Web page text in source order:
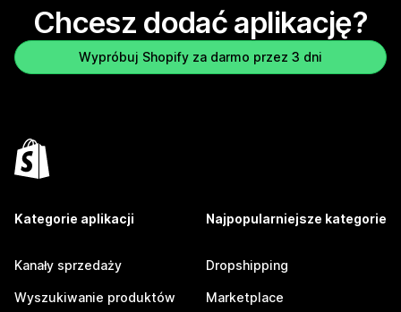
Chcesz dodać aplikację?
Wypróbuj Shopify za darmo przez 3 dni
Kategorie aplikacji
Kanały sprzedaży
Wyszukiwanie produktów
Najpopularniejsze kategorie
Dropshipping
Marketplace